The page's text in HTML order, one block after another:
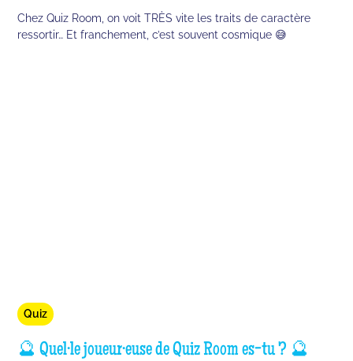
Chez Quiz Room, on voit TRÈS vite les traits de caractère
ressortir… Et franchement, c’est souvent cosmique 😅
Quiz
🔮 Quel·le joueur·euse de Quiz Room es-tu ? 🔮